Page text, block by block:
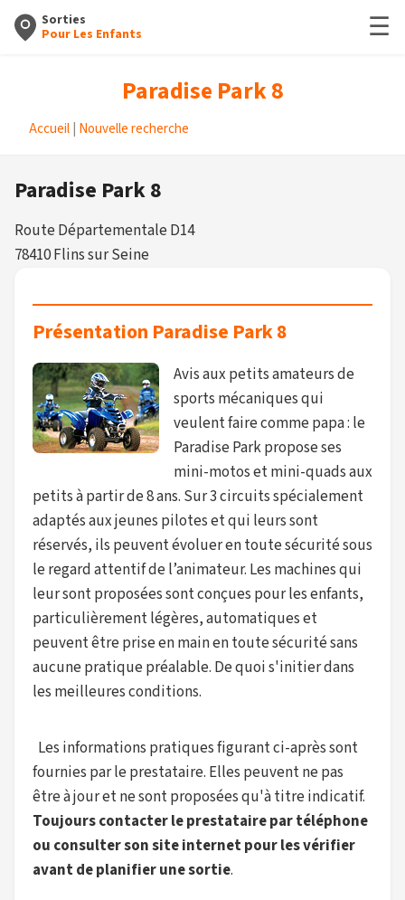
Sorties
Pour Les Enfants
☰
Paradise Park 8
Accueil Nouvelle recherche
Paradise Park 8
Route Départementale D14
78410 Flins sur Seine
Présentation Paradise Park 8
Avis aux petits amateurs de
sports mécaniques qui
veulent faire comme papa : le
Paradise Park propose ses
mini-motos et mini-quads aux
petits à partir de 8 ans. Sur 3 circuits spécialement
adaptés aux jeunes pilotes et qui leurs sont
réservés, ils peuvent évoluer en toute sécurité sous
le regard attentif de l’animateur. Les machines qui
leur sont proposées sont conçues pour les enfants,
particulièrement légères, automatiques et
peuvent être prise en main en toute sécurité sans
aucune pratique préalable. De quoi s'initier dans
les meilleures conditions.
Les informations pratiques figurant ci-après sont
fournies par le prestataire. Elles peuvent ne pas
être à jour et ne sont proposées qu'à titre indicatif.
Toujours contacter le prestataire par téléphone
ou consulter son site internet pour les vérifier
avant de planifier une sortie.